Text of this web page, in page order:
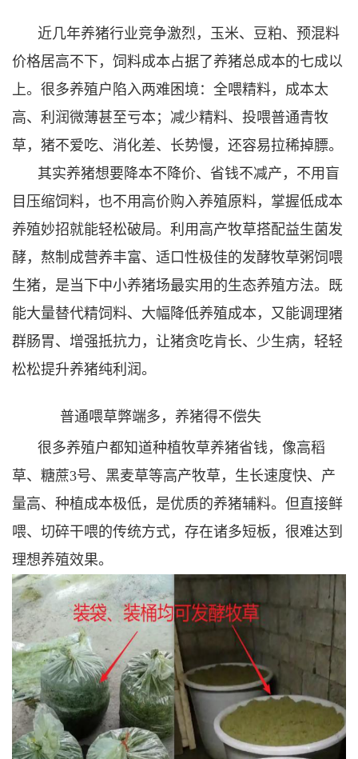
近几年养猪行业竞争激烈，玉米、豆粕、预混料
价格居高不下，饲料成本占据了养猪总成本的七成以
上。很多养殖户陷入两难困境：全喂精料，成本太
高、利润微薄甚至亏本；减少精料、投喂普通青牧
草，猪不爱吃、消化差、长势慢，还容易拉稀掉膘。
其实养猪想要降本不降价、省钱不减产，不用盲
目压缩饲料，也不用高价购入养殖原料，掌握低成本
养殖妙招就能轻松破局。利用高产牧草搭配益生菌发
酵，熬制成营养丰富、适口性极佳的发酵牧草粥饲喂
生猪，是当下中小养猪场最实用的生态养殖方法。既
能大量替代精饲料、大幅降低养殖成本，又能调理猪
群肠胃、增强抵抗力，让猪贪吃肯长、少生病，轻轻
松松提升养猪纯利润。
普通喂草弊端多，养猪得不偿失
很多养殖户都知道种植牧草养猪省钱，像高稻
草、糖蔗3号、黑麦草等高产牧草，生长速度快、产
量高、种植成本极低，是优质的养猪辅料。但直接鲜
喂、切碎干喂的传统方式，存在诸多短板，很难达到
理想养殖效果。